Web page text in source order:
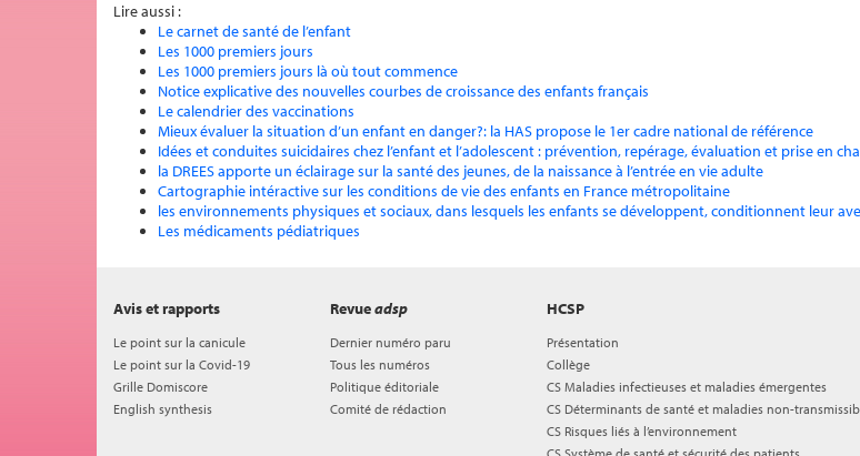
Lire aussi :
Le carnet de santé de l’enfant
Les 1000 premiers jours
Les 1000 premiers jours là où tout commence
Notice explicative des nouvelles courbes de croissance des enfants français
Le calendrier des vaccinations
Mieux évaluer la situation d’un enfant en danger?: la HAS propose le 1er cadre national de référence
Idées et conduites suicidaires chez l’enfant et l’adolescent : prévention, repérage, évaluation et prise en
la DREES apporte un éclairage sur la santé des jeunes, de la naissance à l’entrée en vie adulte
Cartographie intéractive sur les conditions de vie des enfants en France métropolitaine
les environnements physiques et sociaux, dans lesquels les enfants se développent, conditionnent leur
Les médicaments pédiatriques
HCSP
Présentation
Collège
CS Maladies infectieuses et maladies émergentes
CS Déterminants de santé et maladies non-
CS Risques liés à l’environnement
Avis et rapports
Le point sur la canicule
Le point sur la Covid-19
Grille Domiscore
English synthesis
Revueadsp
Dernier numéro paru
Tous les numéros
Politique éditoriale
Comité de rédaction